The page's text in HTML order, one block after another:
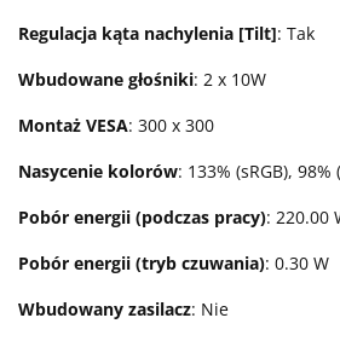
Regulacja kąta nachylenia [Tilt]: Tak
Wbudowane głośniki: 2 x 10W
Montaż VESA: 300 x 300
Nasycenie kolorów: 133% (sRGB), 98%
Pobór energii (podczas pracy): 220.00
Pobór energii (tryb czuwania): 0.30 W
Wbudowany zasilacz: Nie